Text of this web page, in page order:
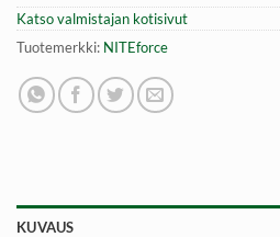
Katso valmistajan kotisivut
Tuotemerkki: NITEforce
KUVAUS